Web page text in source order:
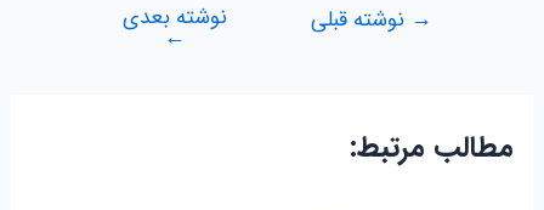
راهبری
→ نوشته قبلی نوشته بعدی
←
مطالب مرتبط: